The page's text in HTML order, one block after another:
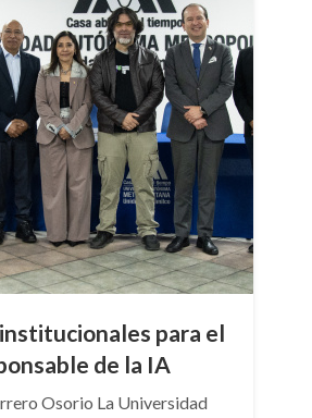
para el
de la IA
Osorio La Universidad